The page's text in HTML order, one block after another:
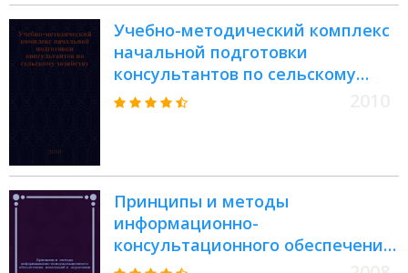
на предприятии АПК"
Учебно-методический комплекс
начальной подготовки
консультантов по сельскому
хозяйству : учебно-методическое
Принципы и методы
информационно-
консультационного обеспечения
инноваций в агрономии :